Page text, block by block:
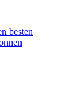
besten